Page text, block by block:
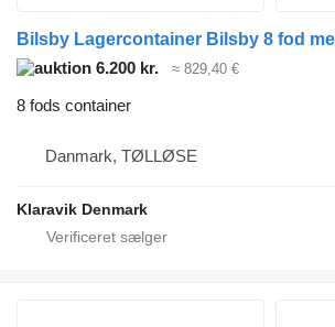
6.200 kr. ≈ 829,40 €
8 fods container
Danmark, TØLLØSE
Klaravik Denmark